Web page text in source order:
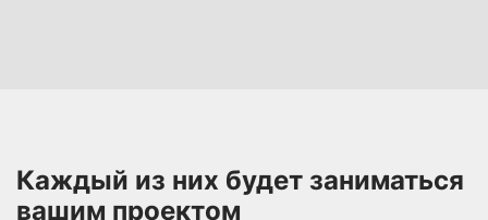
Каждый из них будет заниматься
вашим проектом